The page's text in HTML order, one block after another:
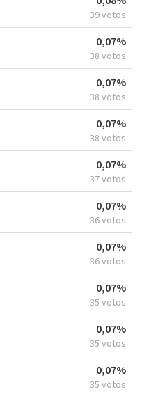
39 votos
0,07%
38 votos
0,07%
38 votos
0,07%
38 votos
0,07%
37 votos
0,07%
36 votos
0,07%
36 votos
0,07%
35 votos
0,07%
35 votos
0,07%
35 votos